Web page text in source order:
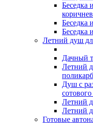
Беседка
Беседка
Беседка
Летний душ
Дачный
Летний
Душ с
Летний
Летний
Готовые